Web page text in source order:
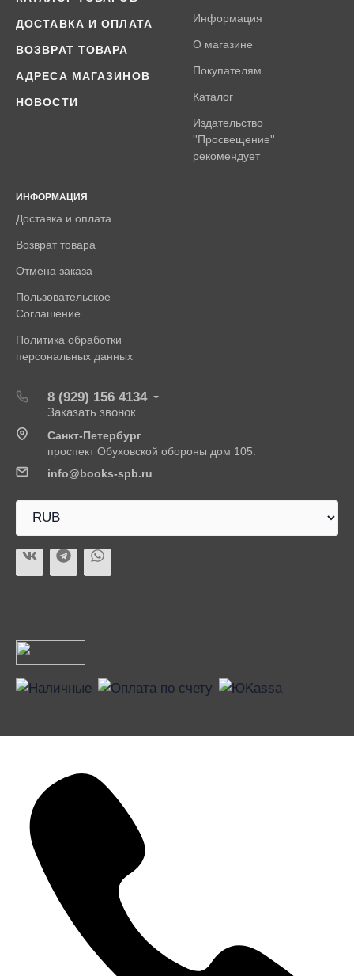
ДОСТАВКА И ОПЛАТА
ВОЗВРАТ ТОВАРА
АДРЕСА МАГАЗИНОВ
НОВОСТИ
Информация
О магазине
Покупателям
Каталог
Издательство
''Просвещение''
рекомендует
ИНФОРМАЦИЯ
Доставка и оплата
Возврат товара
Отмена заказа
Пользовательское
Соглашение
Политика обработки
персональных данных
8 (929) 156 4134
Заказать звонок
Санкт-Петербург
проспект Обуховской обороны дом 105.
info@books-spb.ru